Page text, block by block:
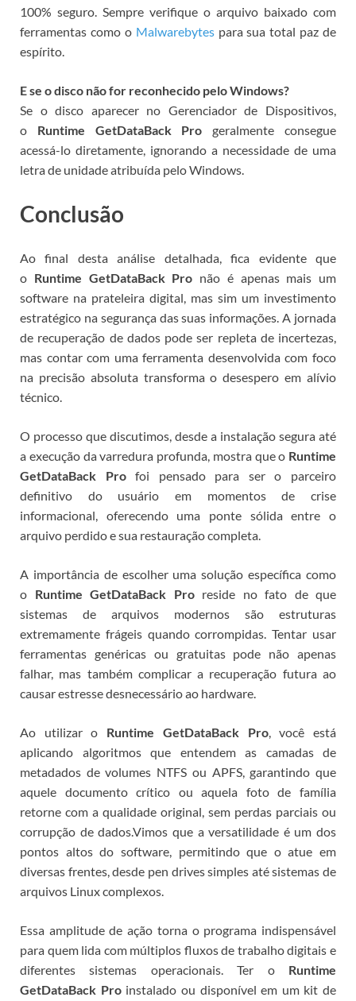
100% seguro. Sempre verifique o arquivo baixado com
ferramentas como o Malwarebytespara sua total paz de
espírito.
E se o disco não for reconhecido pelo Windows?
Se o disco aparecer no Gerenciador de Dispositivos,
o Runtime GetDataBack Pro geralmente consegue
acessá-lo diretamente, ignorando a necessidade de uma
letra de unidade atribuída pelo Windows.
Conclusão
Ao final desta análise detalhada, fica evidente que
o Runtime GetDataBack Pro não é apenas mais um
software na prateleira digital, mas sim um investimento
estratégico na segurança das suas informações. A jornada
de recuperação de dados pode ser repleta de incertezas,
mas contar com uma ferramenta desenvolvida com foco
na precisão absoluta transforma o desespero em alívio
técnico.
O processo que discutimos, desde a instalação segura até
a execução da varredura profunda, mostra que o Runtime
GetDataBack Profoi pensado para ser o parceiro
definitivo do usuário em momentos de crise
informacional, oferecendo uma ponte sólida entre o
arquivo perdido e sua restauração completa.
A importância de escolher uma solução específica como
o Runtime GetDataBack Proreside no fato de que
sistemas de arquivos modernos são estruturas
extremamente frágeis quando corrompidas. Tentar usar
ferramentas genéricas ou gratuitas pode não apenas
falhar, mas também complicar a recuperação futura ao
causar estresse desnecessário ao hardware.
Ao utilizar o Runtime GetDataBack Pro, você está
aplicando algoritmos que entendem as camadas de
metadados de volumes NTFS ou APFS, garantindo que
aquele documento crítico ou aquela foto de família
retorne com a qualidade original, sem perdas parciais ou
corrupção de dados.Vimos que a versatilidade é um dos
pontos altos do software, permitindo que oatue em
diversas frentes, desde pen drives simples até sistemas de
arquivos Linux complexos.
Essa amplitude de ação torna o programa indispensável
para quem lida com múltiplos fluxos de trabalho digitais e
diferentes sistemas operacionais. Ter o Runtime
GetDataBack Proinstalado ou disponível em um kit de